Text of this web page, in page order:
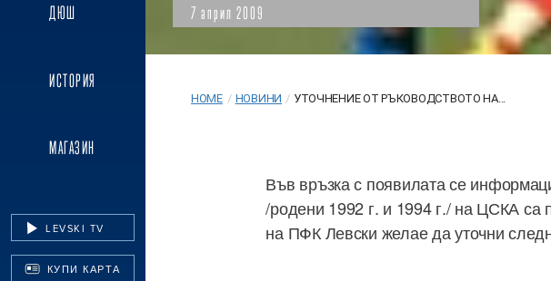
ДЮШ
ИСТОРИЯ
МАГАЗИН
LEVSKI TV
КУПИ КАРТА
7 април 2009
HOME / НОВИНИ / УТОЧНЕНИЕ ОТ РЪКОВОДСТВОТО НА...
Във връзка с появилата се
/родени 1992 г. и 1994 г./ на ЦСКА
на ПФК Левски желае да уточни